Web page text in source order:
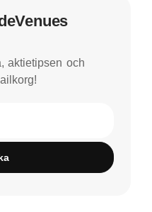
aktietipsen och